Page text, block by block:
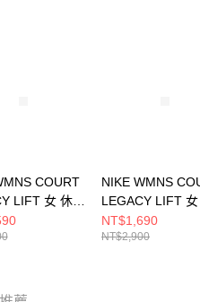
訊註冊。若發現惡意使用之情形，
COURT
LIFT 女 休閒
NIKE WMNS
LEGACY LIFT
鞋 HQ2307100
NT$1,690
NT$2,900